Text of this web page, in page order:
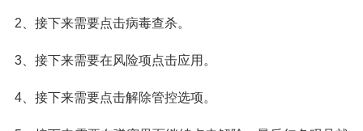
2、接下来需要点击病毒查杀。
3、接下来需要在风险项点击应用。
4、接下来需要点击解除管控选项。